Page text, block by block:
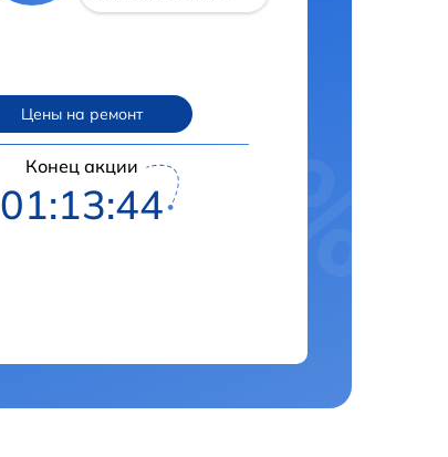
Цены на ремонт
Конец акции
01:13:43